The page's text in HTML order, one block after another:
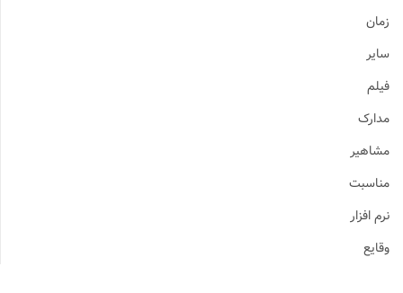
زمان
سایر
فیلم
مدارک
مشاهیر
مناسبت
نرم افزار
وقایع